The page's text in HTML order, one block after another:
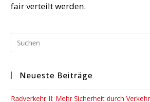
fair verteilt werden.
Neueste Beiträge
Radverkehr II: Mehr Sicherheit durch